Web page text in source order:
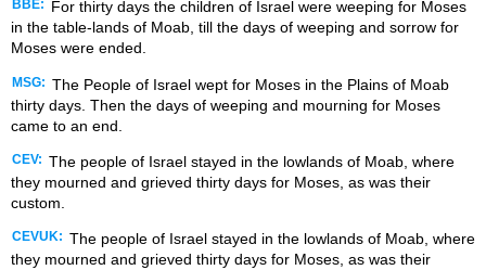
BBE:
For thirty days the children of Israel were weeping for Moses
in the table-lands of Moab, till the days of weeping and sorrow for
Moses were ended.
MSG: The People of Israel wept for Moses in the Plains of Moab
thirty days. Then the days of weeping and mourning for Moses
came to an end.
CEV: The people of Israel stayed in the lowlands of Moab, where
they mourned and grieved thirty days for Moses, as was their
custom.
CEVUK: The people of Israel stayed in the lowlands of Moab, where
they mourned and grieved thirty days for Moses, as was their